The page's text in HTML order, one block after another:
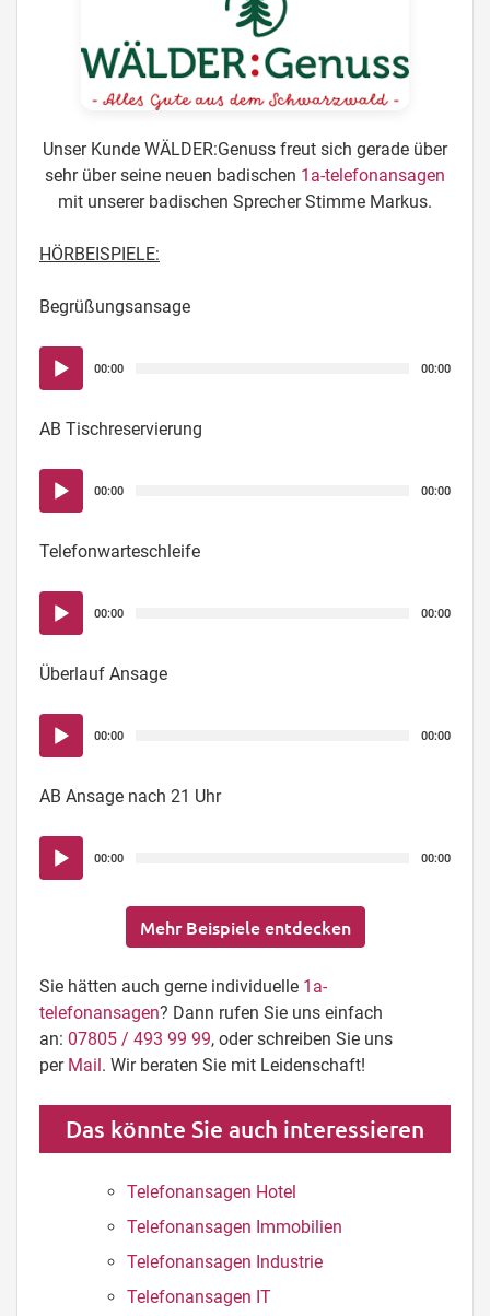
Unser Kunde WÄLDER:Genuss freut sich gerade über
sehr über seine neuen badischen 1a-telefonansagen
mit unserer badischen Sprecher Stimme Markus.
HÖRBEISPIELE:
Begrüßungsansage
Audio-
Player
00:00 00:00
AB Tischreservierung
Audio-
Player
00:00 00:00
Telefonwarteschleife
Audio-
Player
00:00 00:00
Überlauf Ansage
Audio-
Player
00:00 00:00
AB Ansage nach 21 Uhr
Audio-
Player
00:00 00:00
Mehr Beispiele entdecken
Sie hätten auch gerne individuelle 1a-
telefonansagen? Dann rufen Sie uns einfach
an: 07805 / 493 99 99, oder schreiben Sie uns
per Mail. Wir beraten Sie mit Leidenschaft!
Das könnte Sie auch interessieren
Telefonansagen Hotel
Telefonansagen Immobilien
Telefonansagen Industrie
Telefonansagen IT